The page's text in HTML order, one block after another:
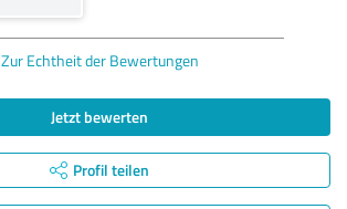
Zur Echtheit der Bewertungen
Jetzt bewerten
Profil teilen